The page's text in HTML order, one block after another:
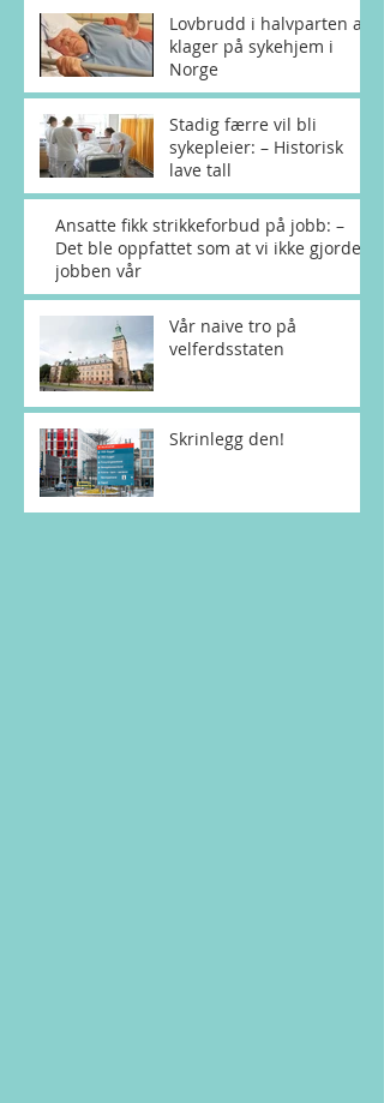
Lovbrudd i halvparten av
klager på sykehjem i
Norge
Stadig færre vil bli
sykepleier: – Historisk
lave tall
Ansatte fikk strikkeforbud på jobb: –
Det ble oppfattet som at vi ikke gjorde
jobben vår
Vår naive tro på
velferdsstaten
Skrinlegg den!